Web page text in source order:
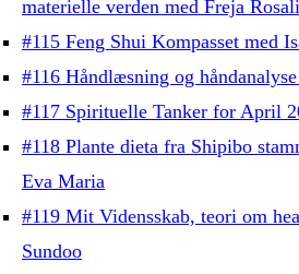
materielle verden med Freja
#115 Feng Shui Kompasset med
#116 Håndlæsning og
#117 Spirituelle Tanker for April
#118 Plante dieta fra Shipibo
Eva Maria
#119 Mit Vidensskab, teori om
Sundoo